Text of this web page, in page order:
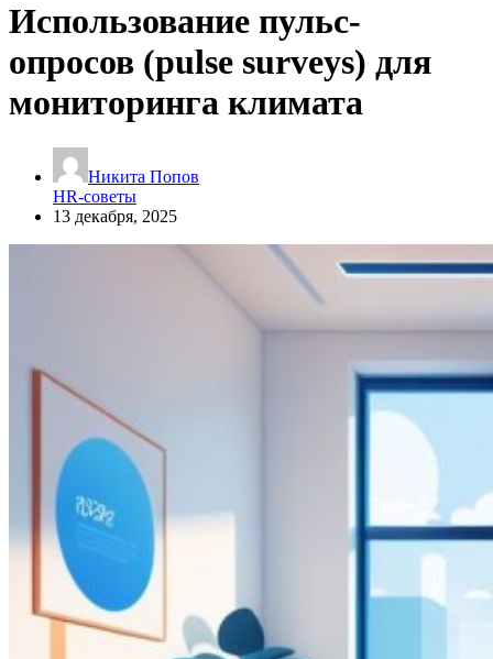
Использование пульс-
опросов (pulse surveys) для
мониторинга климата
Никита Попов
HR-советы
13 декабря, 2025